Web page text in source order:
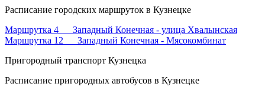
Расписание городских маршруток в Кузнецке
Маршрутка 4 Западный Конечная - улица Хвалынская
Маршрутка 12 Западный Конечная - Мясокомбинат
Пригородный транспорт Кузнецка
Расписание пригородных автобусов в Кузнецке